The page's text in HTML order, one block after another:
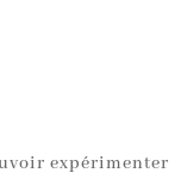
expérimenter